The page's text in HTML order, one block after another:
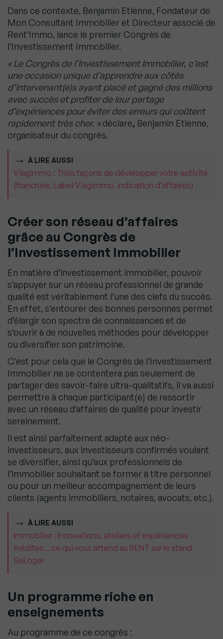
Dans ce contexte, Benjamin Etienne, Fondateur de
Mon Consultant Immobilier et Directeur associé de
Rent’Immo, lance le premier Congrès de
l’Investissement Immobilier.
« Le Congrès de l’Investissement Immobilier, c’est
une occasion unique d’apprendre aux côtés
d’intervenant(e)s ayant placé et gagné des millions
avec succès et profiter de leur partage
d’expériences pour éviter des erreurs qui coûtent
rapidement très cher. »déclare, Benjamin Etienne,
organisateur du congrès.
À LIRE AUSSI
Viagimmo : Trois façons de développer votre activité
(franchise, Label Viagimmo, indication d’affaires)
Créer son réseau d’affaires
grâce au Congrès de
l’Investissement Immobilier
En matière d’investissement immobilier, pouvoir
s’appuyer sur un réseau professionnel de grande
qualité est véritablement l’une des clefs du succès.
En effet, s’entourer des bonnes personnes permet
d’élargir son spectre de connaissances et de
s’ouvrir à de nouvelles méthodes pour développer
ou diversifier son patrimoine.
C’est pour cela que le Congrès de l’Investissement
Immobilier ne se contentera pas seulement de
partager des savoir-faire ultra-qualitatifs, il va aussi
permettre à chaque participant(e) de ressortir
avec un réseau d’affaires de qualité pour investir
sereinement.
Il est ainsi parfaitement adapté aux néo-
investisseurs, aux investisseurs confirmés voulant
se diversifier, ainsi qu’aux professionnels de
l’immobilier souhaitant se former à titre personnel
ou pour un meilleur accompagnement de leurs
clients (agents immobiliers, notaires, avocats, etc.).
À LIRE AUSSI
Immobilier : Innovations, ateliers et expériences
inédites... ce qui vous attend au RENT sur le stand
SeLoger
Un programme riche en
enseignements
Au programme de ce congrès :